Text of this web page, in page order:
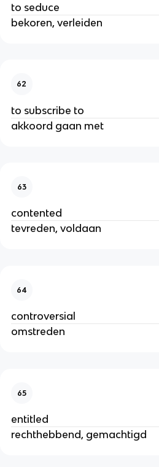
to seduce
bekoren, verleiden
62
to subscribe to
akkoord gaan met
63
contented
tevreden, voldaan
64
controversial
omstreden
65
entitled
rechthebbend, gemachtigd